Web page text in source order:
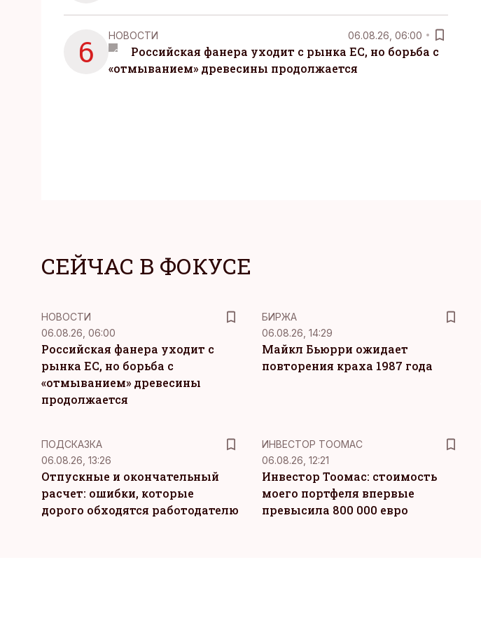
6 НОВОСТИ 06.08.26, 06:00
Российская фанера уходит с рынка ЕС, но борьба с
«отмыванием» древесины продолжается
СЕЙЧАС В ФОКУСЕ
НОВОСТИ
06.08.26, 06:00
Российская фанера уходит с
рынка ЕС, но борьба с
«отмыванием» древесины
продолжается
БИРЖА
06.08.26, 14:29
Майкл Бьюрри ожидает
повторения краха 1987 года
ПОДСКАЗКА
06.08.26, 13:26
Отпускные и окончательный
расчет: ошибки, которые
дорого обходятся работодателю
ИНВЕСТОР ТООМАС
06.08.26, 12:21
Инвестор Тоомас: стоимость
моего портфеля впервые
превысила 800 000 евро